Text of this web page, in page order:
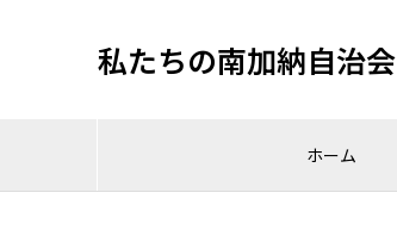
私たちの南加納自治会
ホーム